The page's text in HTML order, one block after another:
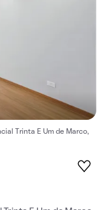
Trinta E Um de Marco,